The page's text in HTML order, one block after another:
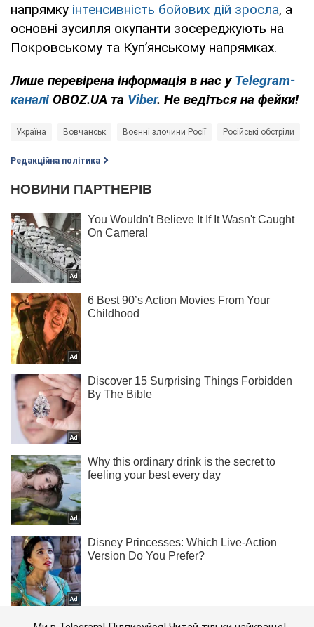
напрямку інтенсивність бойових дій зросла, а
основні зусилля окупанти зосереджують на
Покровському та Куп’янському напрямках.
Лише перевірена інформація в нас у Telegram-
каналі OBOZ.UA та Viber. Не ведіться на фейки!
Україна Вовчанськ Воєнні злочини Росії Російські обстріли
Редакційна політика